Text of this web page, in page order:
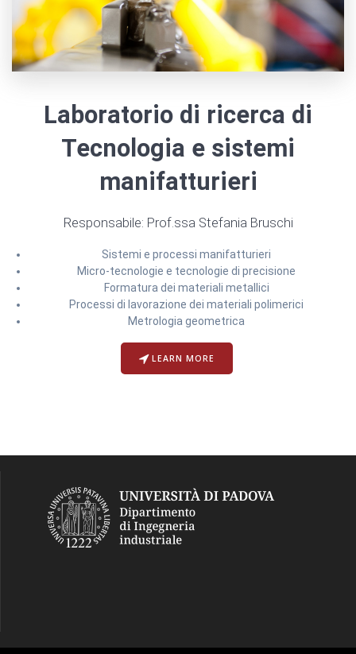
Laboratorio di ricerca di
Tecnologia e sistemi
manifatturieri
Responsabile: Prof.ssa Stefania Bruschi
Sistemi e processi manifatturieri
Micro-tecnologie e tecnologie di precisione
Formatura dei materiali metallici
Processi di lavorazione dei materiali polimerici
Metrologia geometrica
LEARN MORE